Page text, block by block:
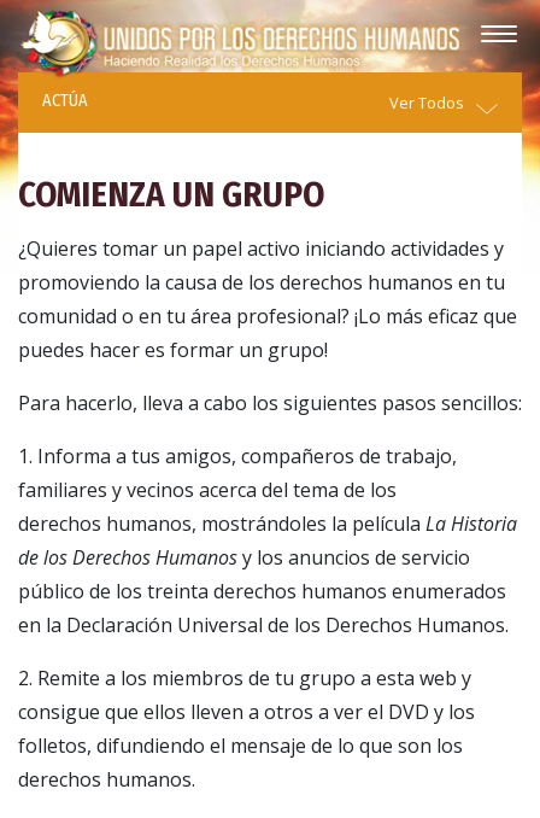
ACTÚA Ver Todos
COMIENZA UN GRUPO
¿Quieres tomar un papel activo iniciando actividades y
promoviendo la causa de los derechos humanos en tu
comunidad o en tu área profesional? ¡Lo más eficaz que
puedes hacer es formar un grupo!
Para hacerlo, lleva a cabo los siguientes pasos sencillos:
1. Informa a tus amigos, compañeros de trabajo,
familiares y vecinos acerca del tema de los
derechos humanos, mostrándoles la película La Historia
de los Derechos Humanosy los anuncios de servicio
público de los treinta derechos humanos enumerados
en la Declaración Universal de los Derechos Humanos.
2. Remite a los miembros de tu grupo a esta web y
consigue que ellos lleven a otros a ver el DVD y los
folletos, difundiendo el mensaje de lo que son los
derechos humanos.